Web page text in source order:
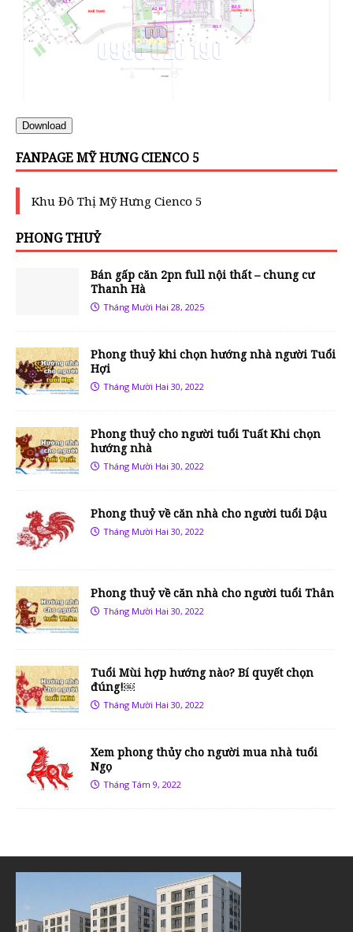
Download
FANPAGE MỸ HƯNG CIENCO 5
Khu Đô Thị Mỹ Hưng Cienco 5
PHONG THUỶ
Bán gấp căn 2pn full nội thất – chung cư
Thanh Hà
Tháng Mười Hai 28, 2025
Phong thuỷ khi chọn hướng nhà người Tuổi
Hợi
Tháng Mười Hai 30, 2022
Phong thuỷ cho người tuổi Tuất Khi chọn
hướng nhà
Tháng Mười Hai 30, 2022
Phong thuỷ về căn nhà cho người tuổi Dậu
Tháng Mười Hai 30, 2022
Phong thuỷ về căn nhà cho người tuổi Thân
Tháng Mười Hai 30, 2022
Tuổi Mùi hợp hướng nào? Bí quyết chọn
đúng!￼
Tháng Mười Hai 30, 2022
Xem phong thủy cho người mua nhà tuổi
Ngọ
Tháng Tám 9, 2022